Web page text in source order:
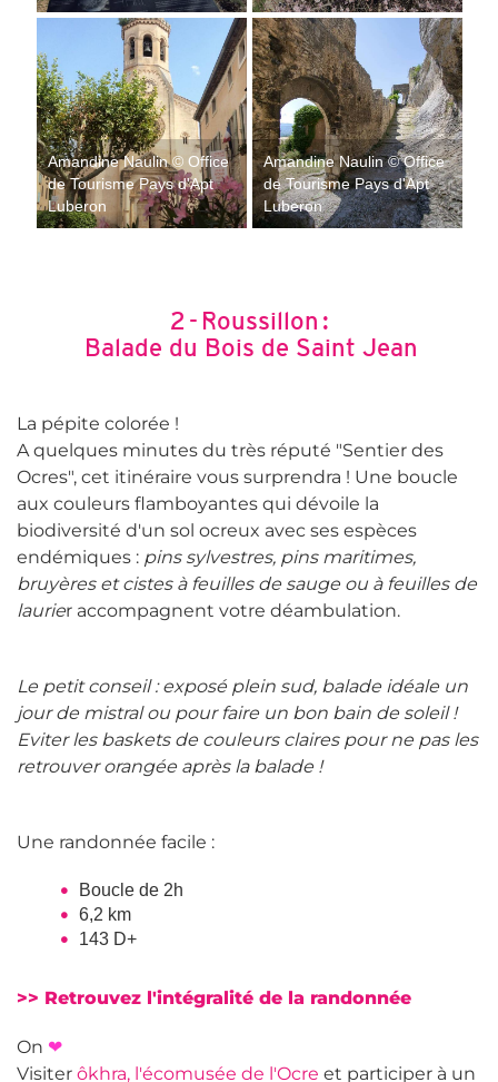
Amandine Naulin © Office
de Tourisme Pays d'Apt
Luberon
Amandine Naulin © Office
de Tourisme Pays d'Apt
Luberon
2 - Roussillon :
Balade du Bois de Saint Jean
La pépite colorée !
A quelques minutes du très réputé "Sentier des
Ocres", cet itinéraire vous surprendra ! Une boucle
aux couleurs flamboyantes qui dévoile la
biodiversité d'un sol ocreux avec ses espèces
endémiques : pins sylvestres, pins maritimes,
bruyères et cistes à feuilles de sauge ou à feuilles de
laurier accompagnent votre déambulation.
Le petit conseil : exposé plein sud, balade idéale un
jour de mistral ou pour faire un bon bain de soleil !
Eviter les baskets de couleurs claires pour ne pas les
retrouver orangée après la balade !
Une randonnée facile :
Boucle de 2h
6,2 km
143 D+
>> Retrouvez l'intégralité de la randonnée
On ❤
Visiter ôkhra, l'écomusée de l'Ocre et participer à un